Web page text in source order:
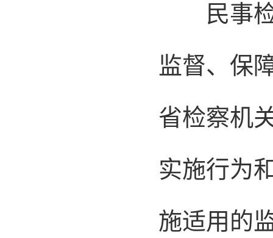
民事检
监督、保
省检察机
实施行为
施适用的